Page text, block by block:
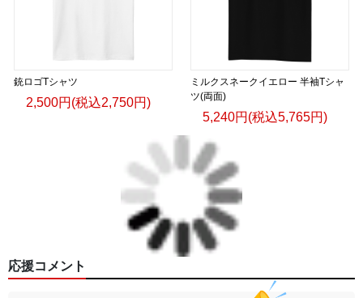
銃ロゴTシャツ
2,500円(税込2,750円)
ミルクスネークイエロー 半袖Tシャ
ツ(両面)
5,240円(税込5,765円)
応援コメント